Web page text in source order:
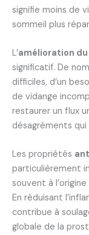
signifie moins de
sommeil plus
L’amélioration
significatif. De
difficiles, d’un
de vidange
restaurer un flux
désagréments
Les propriétés
particulièrement
souvent à
En réduisant
contribue à
globale de la